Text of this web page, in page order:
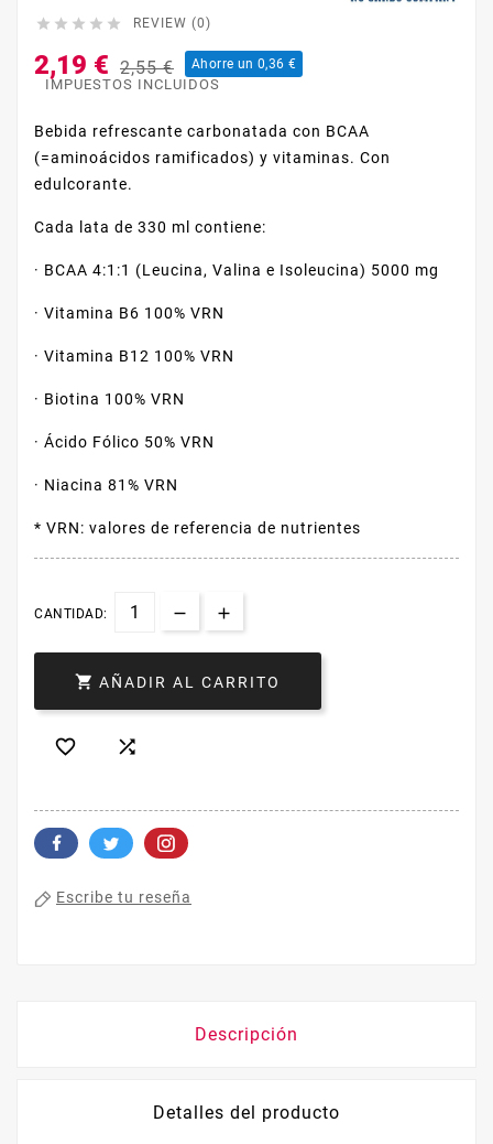
     REVIEW (0)
2,19 € 2,55 € Ahorre un 0,36 €
IMPUESTOS INCLUIDOS
Bebida refrescante carbonatada con BCAA
(=aminoácidos ramificados) y vitaminas. Con
edulcorante.
Cada lata de 330 ml contiene:
· BCAA 4:1:1 (Leucina, Valina e Isoleucina) 5000 mg
· Vitamina B6 100% VRN
· Vitamina B12 100% VRN
· Biotina 100% VRN
· Ácido Fólico 50% VRN
· Niacina 81% VRN
* VRN: valores de referencia de nutrientes
CANTIDAD:
 AÑADIR AL CARRITO
 
Escribe tu reseña
Descripción
Detalles del producto